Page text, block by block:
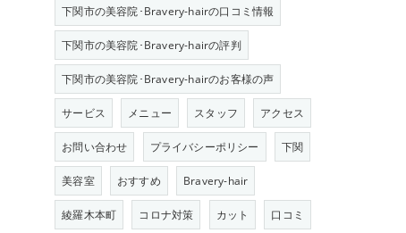
下関市の美容院･Bravery-hairの口コミ情報
下関市の美容院･Bravery-hairの評判
下関市の美容院･Bravery-hairのお客様の声
サービス メニュー スタッフ アクセス
お問い合わせ プライバシーポリシー 下関
美容室 おすすめ Bravery-hair
綾羅木本町 コロナ対策 カット 口コミ